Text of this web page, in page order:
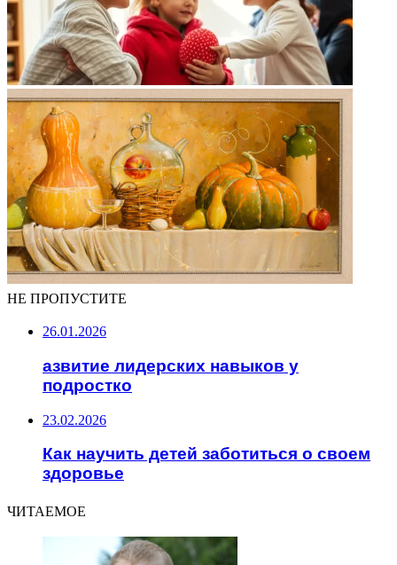
НЕ ПРОПУСТИТЕ
26.01.2026
азвитие лидерских навыков у
подростко
23.02.2026
Как научить детей заботиться о своем
здоровье
ЧИТАЕМОЕ